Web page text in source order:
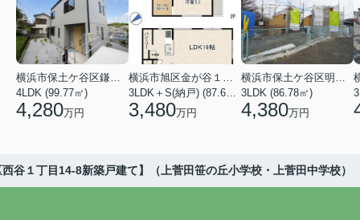
横浜市保土ケ谷区鎌谷町
4LDK (99.77㎡)
4,280万円
横浜市旭区金が谷１丁目
3LDK＋S(納戸) (87.61㎡)
3,480万円
横浜市保土ケ谷区明神台
3LDK (86.78㎡)
4,380万円
谷１丁目14-8新築戸建て】（上菅田笹の丘小学校・上菅田中学校）